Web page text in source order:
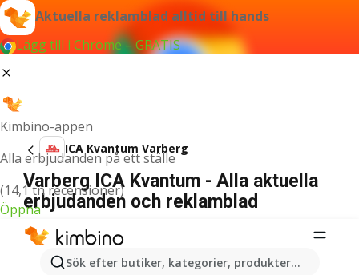
Aktuella reklamblad alltid till hands
Lägg till i Chrome – GRATIS
Kimbino-appen
Alla erbjudanden på ett ställe
(14,1 tn recensioner)
Öppna
Sök efter butiker, kategorier, produkter...
ICA Kvantum Varberg
Varberg ICA Kvantum - Alla aktuella
erbjudanden och reklamblad